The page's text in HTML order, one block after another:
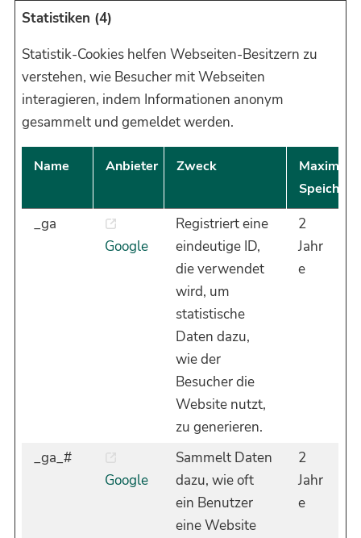
Statistiken (4)
Statistik-Cookies helfen Webseiten-Besitzern zu
verstehen, wie Besucher mit Webseiten
interagieren, indem Informationen anonym
gesammelt und gemeldet werden.
Name Anbieter Zweck
Maximale
_ga
Google
Registriert eine
eindeutige ID,
die verwendet
wird, um
statistische
Daten dazu,
wie der
Besucher die
Website nutzt,
zu generieren.
2
Jahr
e
_ga_#
Google
Sammelt Daten
dazu, wie oft
ein Benutzer
eine Website
2
Jahr
e